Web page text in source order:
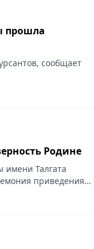
прошла
сообщает
Родине
имени Талгата
приведения
В мероприятии